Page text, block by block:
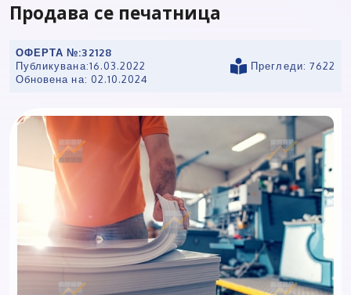
Продава се печатница
ОФЕРТА №:32128
Публикувана:16.03.2022
Обновена на: 02.10.2024
Прегледи: 7622